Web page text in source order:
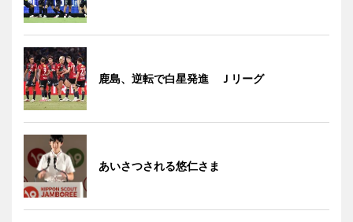
鹿島、逆転で白星発進 Ｊリーグ
あいさつされる悠仁さま